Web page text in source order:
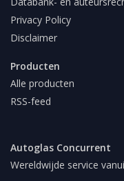
Privacy Policy
Disclaimer
Producten
Alle producten
RSS-feed
Autoglas Concurrent
Wereldwijde service